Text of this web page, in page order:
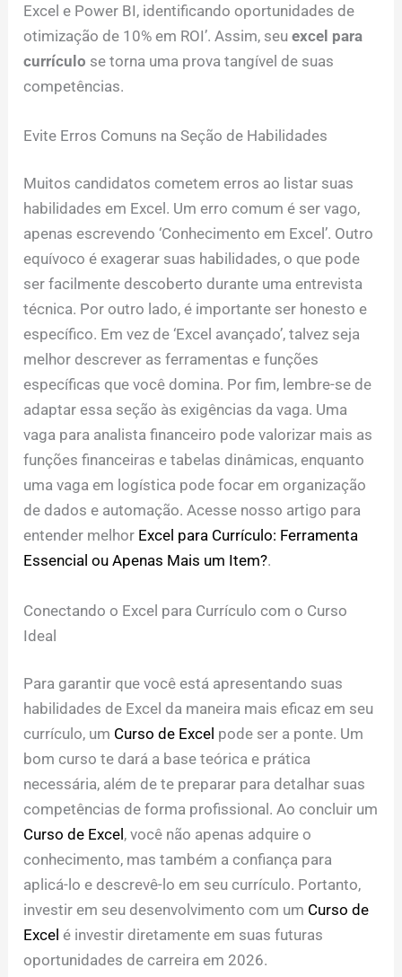
Excel e Power BI, identificando oportunidades de
otimização de 10% em ROI’. Assim, seuexcel para
currículo se torna uma prova tangível de suas
competências.
Evite Erros Comuns na Seção de Habilidades
Muitos candidatos cometem erros ao listar suas
habilidades em Excel. Um erro comum é ser vago,
apenas escrevendo ‘Conhecimento em Excel’. Outro
equívoco é exagerar suas habilidades, o que pode
ser facilmente descoberto durante uma entrevista
técnica. Por outro lado, é importante ser honesto e
específico. Em vez de ‘Excel avançado’, talvez seja
melhor descrever as ferramentas e funções
específicas que você domina. Por fim, lembre-se de
adaptar essa seção às exigências da vaga. Uma
vaga para analista financeiro pode valorizar mais as
funções financeiras e tabelas dinâmicas, enquanto
uma vaga em logística pode focar em organização
de dados e automação. Acesse nosso artigo para
entender melhor Excel para Currículo: Ferramenta
Essencial ou Apenas Mais um Item?.
Conectando o Excel para Currículo com o Curso
Ideal
Para garantir que você está apresentando suas
habilidades de Excel da maneira mais eficaz em seu
currículo, um Curso de Excel pode ser a ponte. Um
bom curso te dará a base teórica e prática
necessária, além de te preparar para detalhar suas
competências de forma profissional. Ao concluir um
Curso de Excel , você não apenas adquire o
conhecimento, mas também a confiança para
aplicá-lo e descrevê-lo em seu currículo. Portanto,
investir em seu desenvolvimento com um Curso de
Excel é investir diretamente em suas futuras
oportunidades de carreira em 2026.